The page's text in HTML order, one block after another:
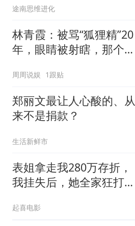
途南思维进化
林青霞：被骂“狐狸精”20
年，眼睛被射瞎，那个男
钱？”
周周说娱 1跟贴
郑丽文最让人心酸的、从
来不是捐款？
生活新鲜市
表姐拿走我280万存折，
我挂失后，她全家狂打
起喜电影